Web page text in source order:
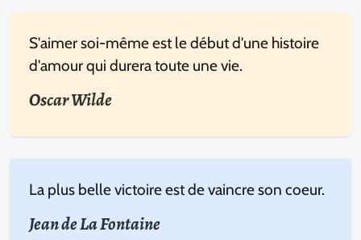
S'aimer soi-même est le début d'une histoire
d'amour qui durera toute une vie.
Oscar Wilde
La plus belle victoire est de vaincre son coeur.
Jean de La Fontaine